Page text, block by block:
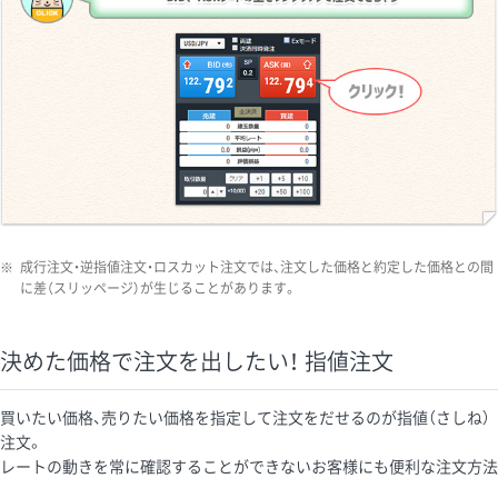
※ 成行注文・逆指値注文・ロスカット注文では、注文した価格と約定した価格との間
に差（スリッページ）が生じることがあります。
決めた価格で注文を出したい！ 指値注文
買いたい価格、売りたい価格を指定して注文をだせるのが指値（さしね）
注文。
レートの動きを常に確認することができないお客様にも便利な注文方法